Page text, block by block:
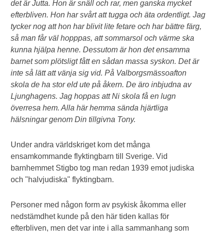
det är Jutta. Hon är snäll och rar, men ganska mycket
efterbliven. Hon har svårt att tugga och äta ordentligt. Jag
tycker nog att hon har blivit lite fetare och har bättre färg,
så man får väl hopppas, att sommarsol och värme ska
kunna hjälpa henne. Dessutom är hon det ensamma
barnet som plötsligt fått en sådan massa syskon. Det är
inte så lätt att vänja sig vid. På Valborgsmässoafton
skola de ha stor eld ute på åkern. De äro inbjudna av
Ljunghagens. Jag hoppas att Ni skola få en lugn
överresa hem. Alla här hemma sända hjärtliga
hälsningar genom Din tillgivna Tony.
Under andra världskriget kom det många
ensamkommande flyktingbarn till Sverige. Vid
barnhemmet Stigbo tog man redan 1939 emot judiska
och "halvjudiska" flyktingbarn.
Personer med någon form av psykisk åkomma eller
nedstämdhet kunde på den här tiden kallas för
efterbliven, men det var inte i alla sammanhang som